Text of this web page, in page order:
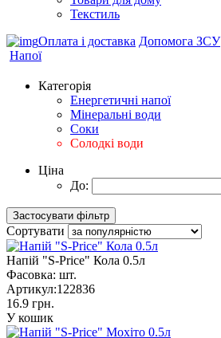
Текстиль
Оплата і доставка Допомога ЗСУ
Напої
Категорія
Енергетичні напої
Мінеральні води
Соки
Солодкі води
Ціна
До:
Сортувати
Напій "S-Price" Кола 0.5л
Фасовка: шт.
Артикул:122836
16.9 грн.
У кошик